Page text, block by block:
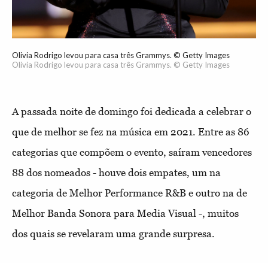
Olivia Rodrigo levou para casa três Grammys. © Getty Images
Olivia Rodrigo levou para casa três Grammys. © Getty Images
A passada noite de domingo foi dedicada a celebrar o
que de melhor se fez na música em 2021. Entre as 86
categorias que compõem o evento, saíram vencedores
88 dos nomeados - houve dois empates, um na
categoria de Melhor Performance R&B e outro na de
Melhor Banda Sonora para Media Visual -, muitos
dos quais se revelaram uma grande surpresa.